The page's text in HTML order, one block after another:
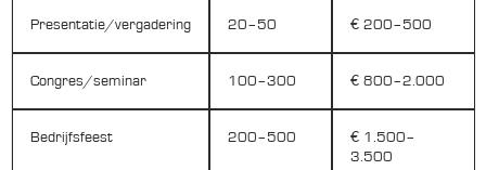
Presentatie/vergadering 20–50 € 200–500
Congres/seminar 100–300 € 800–2.000
Bedrijfsfeest 200–500
€ 1.500–
3.500